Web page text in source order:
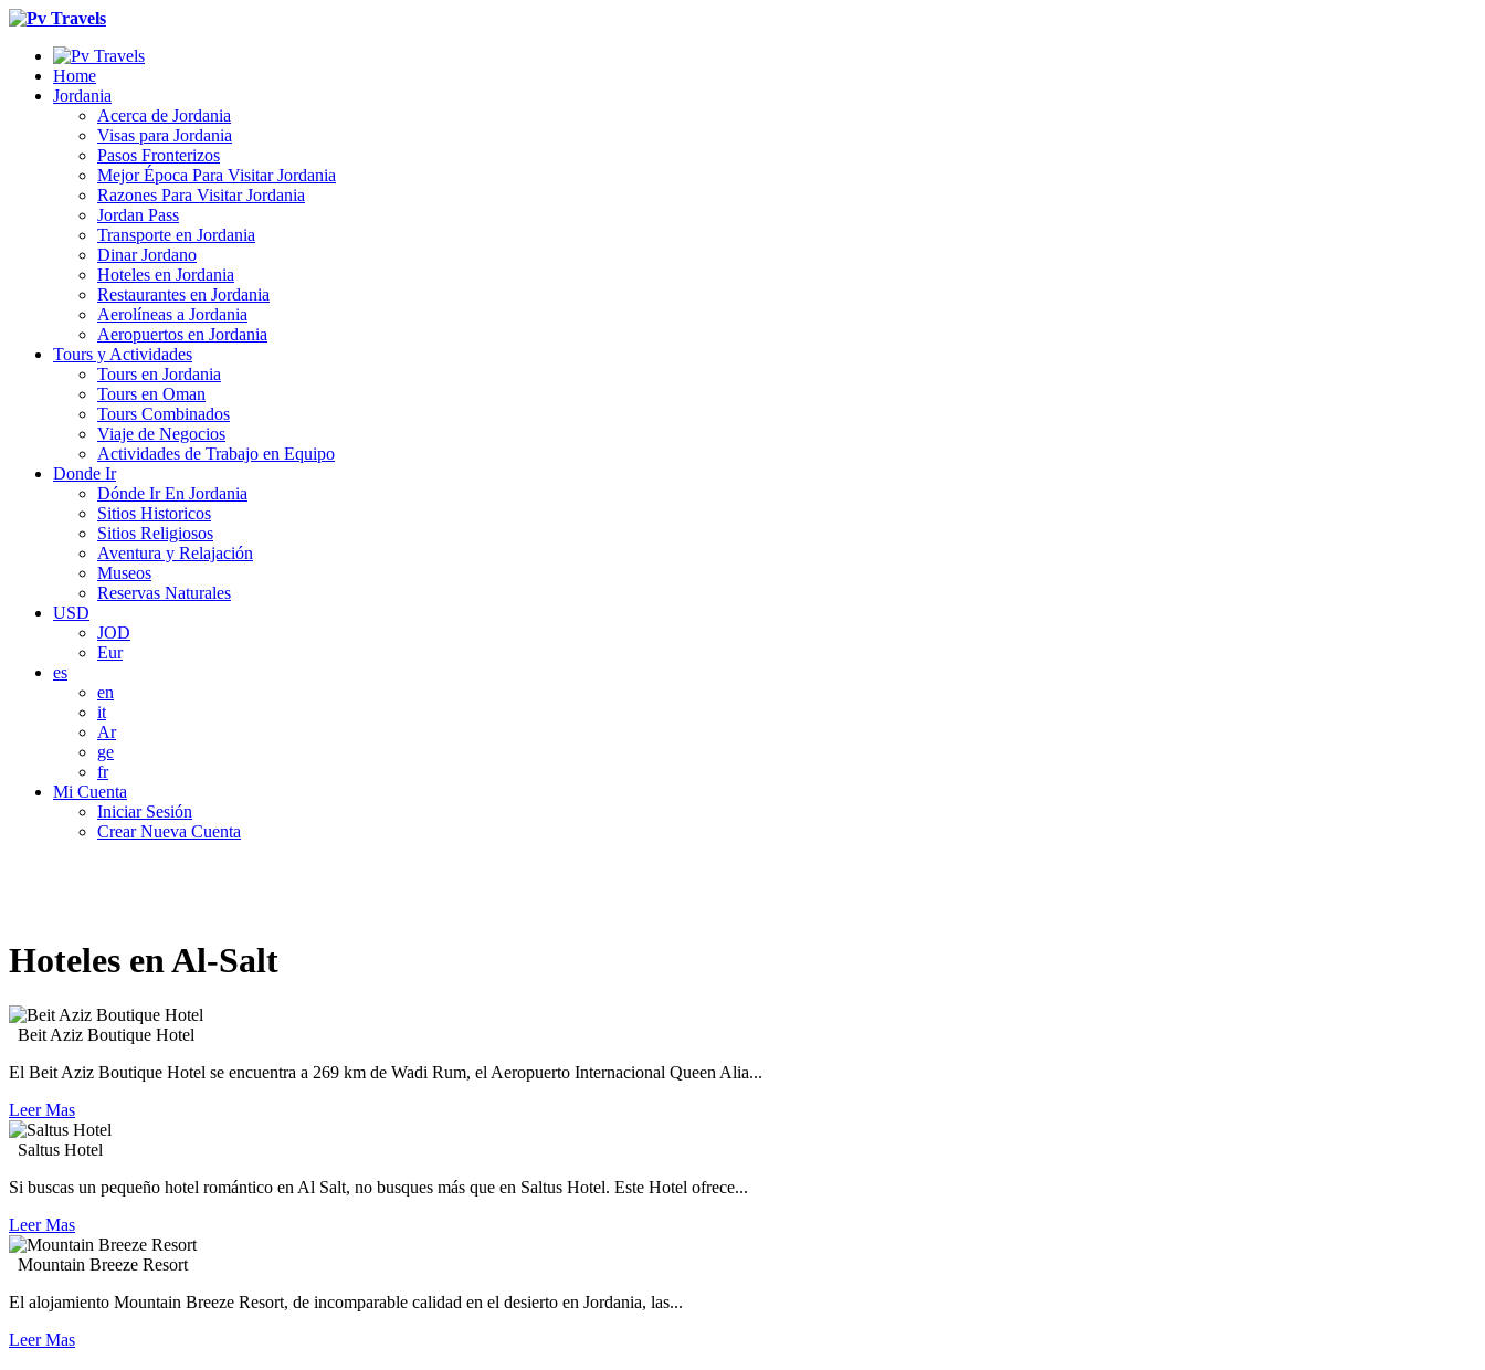
Home
Jordania
Acerca de Jordania
Visas para Jordania
Pasos Fronterizos
Mejor Época Para Visitar Jordania
Razones Para Visitar Jordania
Jordan Pass
Transporte en Jordania
Dinar Jordano
Hoteles en Jordania
Restaurantes en Jordania
Aerolíneas a Jordania
Aeropuertos en Jordania
Tours y Actividades
Tours en Jordania
Tours en Oman
Tours Combinados
Viaje de Negocios
Actividades de Trabajo en Equipo
Donde Ir
Dónde Ir En Jordania
Sitios Historicos
Sitios Religiosos
Aventura y Relajación
Museos
Reservas Naturales
USD
JOD
Eur
es
en
it
Ar
ge
fr
Mi Cuenta
Iniciar Sesión
Crear Nueva Cuenta
Hoteles en Al-Salt
Beit Aziz Boutique Hotel
El Beit Aziz Boutique Hotel se encuentra a 269 km de Wadi Rum, el Aeropuerto Internacional Queen Alia...
Leer Mas
Saltus Hotel
Si buscas un pequeño hotel romántico en Al Salt, no busques más que en Saltus Hotel. Este Hotel ofrece...
Leer Mas
Mountain Breeze Resort
El alojamiento Mountain Breeze Resort, de incomparable calidad en el desierto en Jordania, las...
Leer Mas